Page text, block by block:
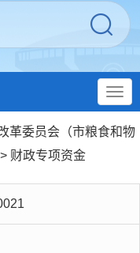
革委员会（市粮食和物
> 财政专项资金